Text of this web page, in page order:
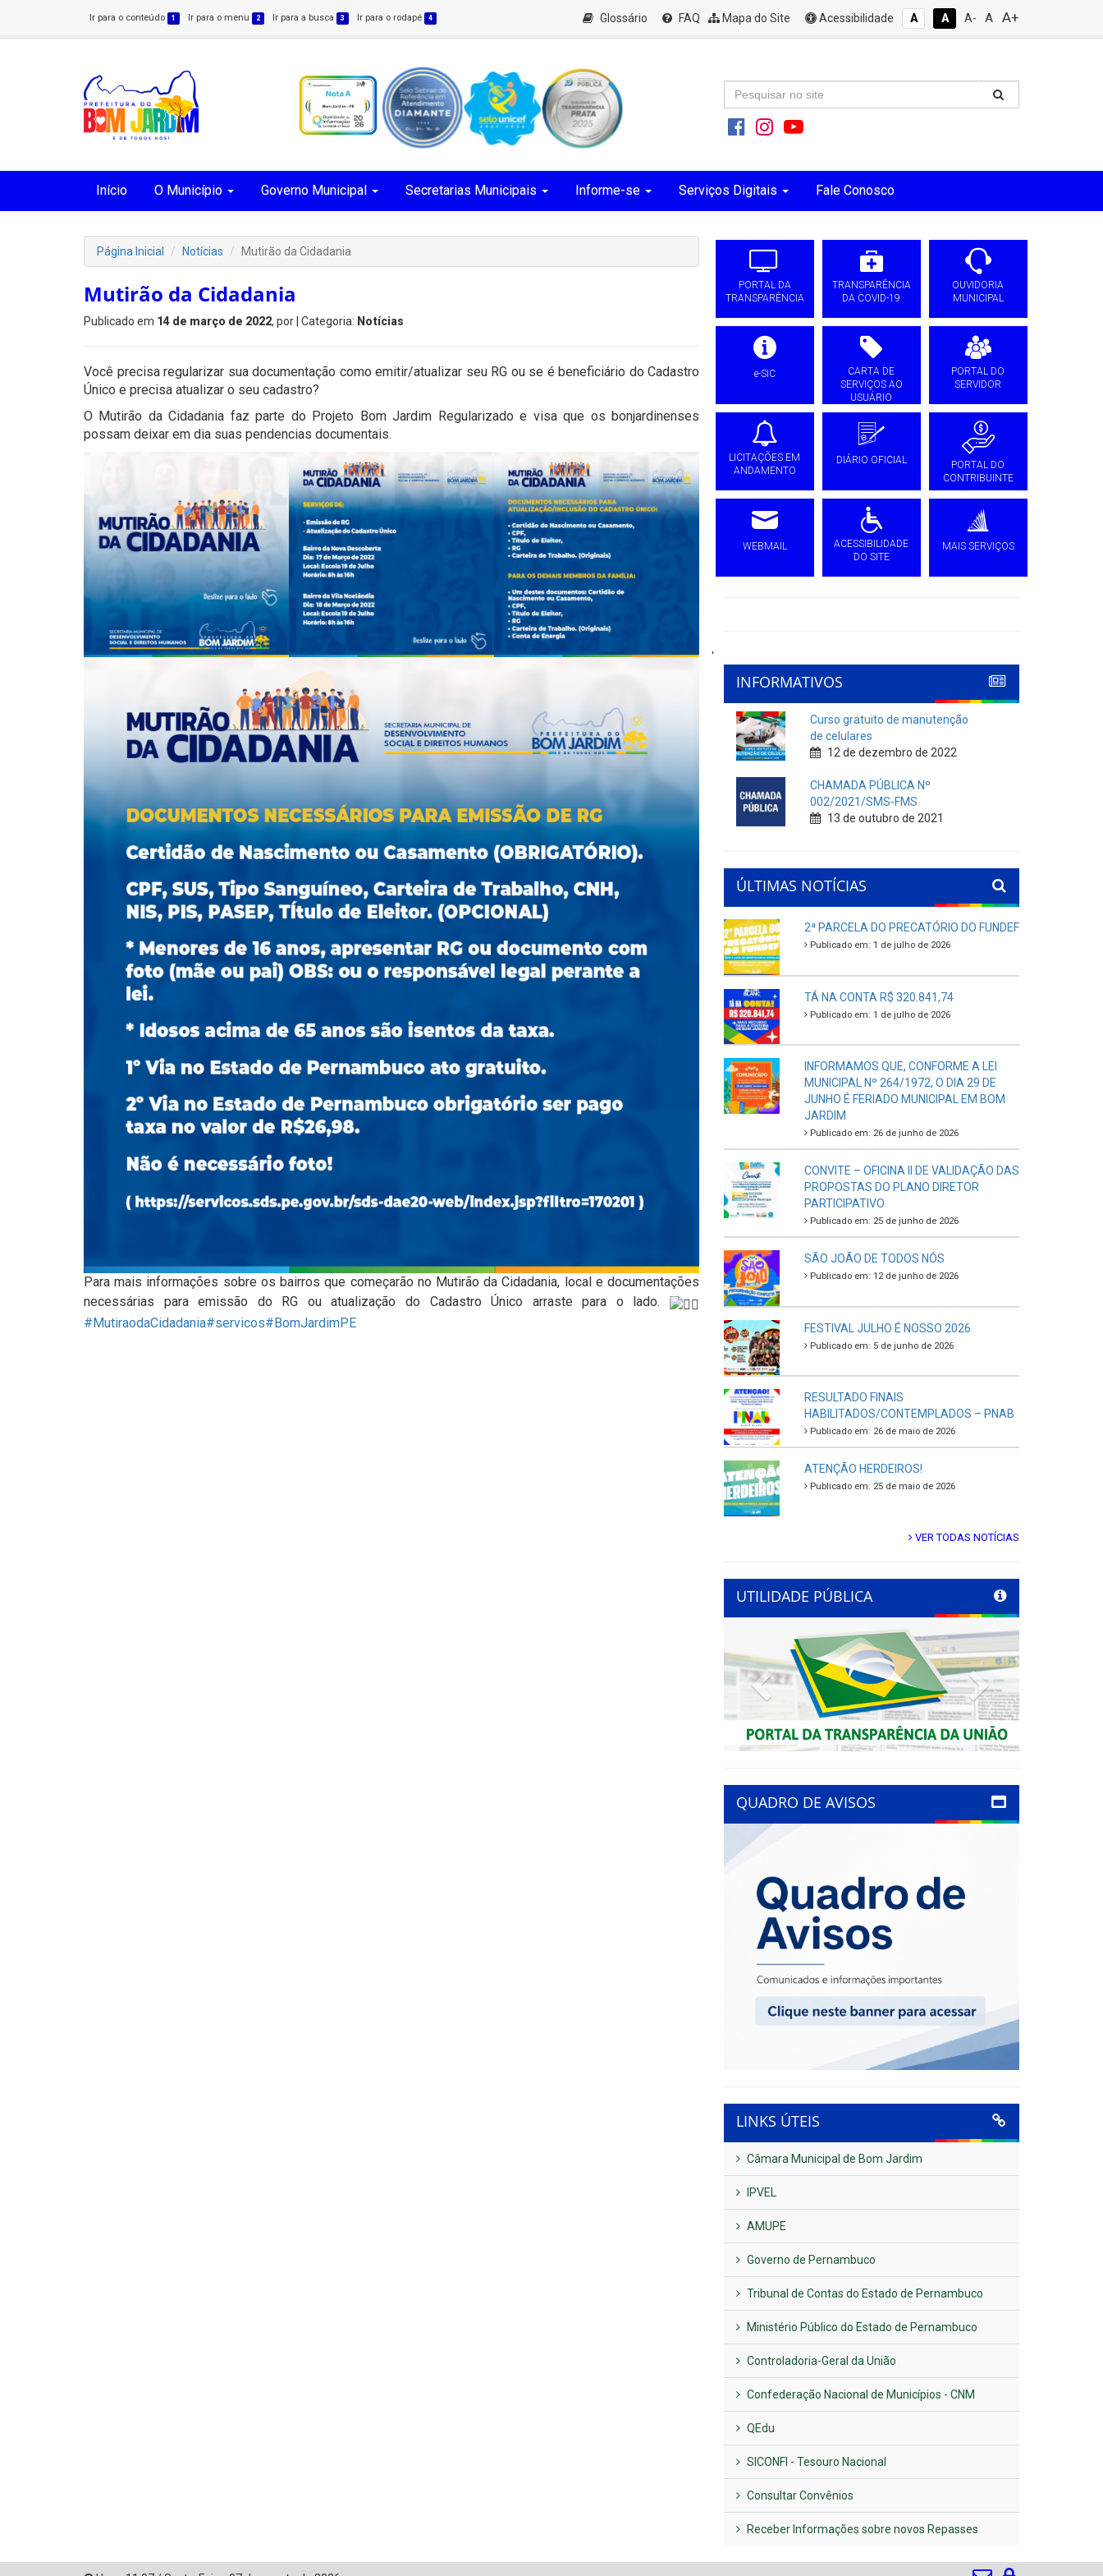
Ir para o conteúdo 1 Ir para o menu 2 Ir para a busca 3 Ir para o rodapé 4 Glossário FAQ Mapa do Site Acessibilidade A A A- A A+
Início O Município Governo Municipal Secretarias Municipais Informe-se Serviços Digitais Fale Conosco
Página Inicial Notícias Mutirão da Cidadania
Mutirão da Cidadania
Publicado em 14 de março de 2022, por | Categoria: Notícias
Você precisa regularizar sua documentação como emitir/atualizar seu RG ou se é beneficiário do Cadastro
Único e precisa atualizar o seu cadastro?
O Mutirão da Cidadania faz parte do Projeto Bom Jardim Regularizado e visa que os bonjardinenses
possam deixar em dia suas pendencias documentais.
Para mais informações sobre os bairros que começarão no Mutirão da Cidadania, local e documentações
necessárias para emissão do RG ou atualização do Cadastro Único arraste para o lado.
#MutiraodaCidadania#servicos#BomJardimPE
PORTAL DA
TRANSPARÊNCIA
TRANSPARÊNCIA
DA COVID-19
OUVIDORIA
MUNICIPAL
e-SIC
CARTA DE
SERVIÇOS AO
USUÁRIO
PORTAL DO
SERVIDOR
LICITAÇÕES EM
ANDAMENTO
DIÁRIO OFICIAL
PORTAL DO
CONTRIBUINTE
WEBMAIL
ACESSIBILIDADE
DO SITE
MAIS SERVIÇOS
'
INFORMATIVOS
Curso gratuito de manutenção
de celulares
12 de dezembro de 2022
CHAMADA PÚBLICA Nº
002/2021/SMS-FMS
13 de outubro de 2021
ÚLTIMAS NOTÍCIAS
2ª PARCELA DO PRECATÓRIO DO FUNDEF
Publicado em: 1 de julho de 2026
TÁ NA CONTA R$ 320.841,74
Publicado em: 1 de julho de 2026
INFORMAMOS QUE, CONFORME A LEI
MUNICIPAL Nº 264/1972, O DIA 29 DE
JUNHO É FERIADO MUNICIPAL EM BOM
JARDIM
Publicado em: 26 de junho de 2026
CONVITE – OFICINA II DE VALIDAÇÃO DAS
PROPOSTAS DO PLANO DIRETOR
PARTICIPATIVO
Publicado em: 25 de junho de 2026
SÃO JOÃO DE TODOS NÓS
Publicado em: 12 de junho de 2026
FESTIVAL JULHO É NOSSO 2026
Publicado em: 5 de junho de 2026
RESULTADO FINAIS
HABILITADOS/CONTEMPLADOS – PNAB
Publicado em: 26 de maio de 2026
ATENÇÃO HERDEIROS!
Publicado em: 25 de maio de 2026
VER TODAS NOTÍCIAS
UTILIDADE PÚBLICA
Previous Next
QUADRO DE AVISOS
LINKS ÚTEIS
Câmara Municipal de Bom Jardim
IPVEL
AMUPE
Governo de Pernambuco
Tribunal de Contas do Estado de Pernambuco
Ministério Público do Estado de Pernambuco
Controladoria-Geral da União
Confederação Nacional de Municípios - CNM
QEdu
SICONFI - Tesouro Nacional
Consultar Convênios
Receber Informações sobre novos Repasses